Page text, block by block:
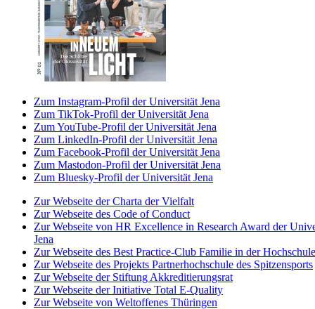
Zum Instagram-Profil der Universität Jena
Zum TikTok-Profil der Universität Jena
Zum YouTube-Profil der Universität Jena
Zum LinkedIn-Profil der Universität Jena
Zum Facebook-Profil der Universität Jena
Zum Mastodon-Profil der Universität Jena
Zum Bluesky-Profil der Universität Jena
Zur Webseite der Charta der Vielfalt
Zur Webseite des Code of Conduct
Zur Webseite von HR Excellence in Research Award der
Jena
Zur Webseite des Best Practice-Club Familie in der Hochschule
Zur Webseite des Projekts Partnerhochschule des Spitzensports
Zur Webseite der Stiftung Akkreditierungsrat
Zur Webseite der Initiative Total E-Quality
Zur Webseite von Weltoffenes Thüringen